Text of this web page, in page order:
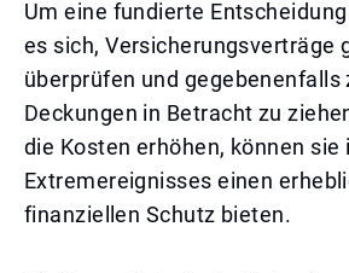
Um eine fundierte
es sich, Versicherungsverträge
überprüfen und gegebenenfalls
Deckungen in Betracht zu
die Kosten erhöhen, können sie
Extremereignisses einen
finanziellen Schutz bieten.